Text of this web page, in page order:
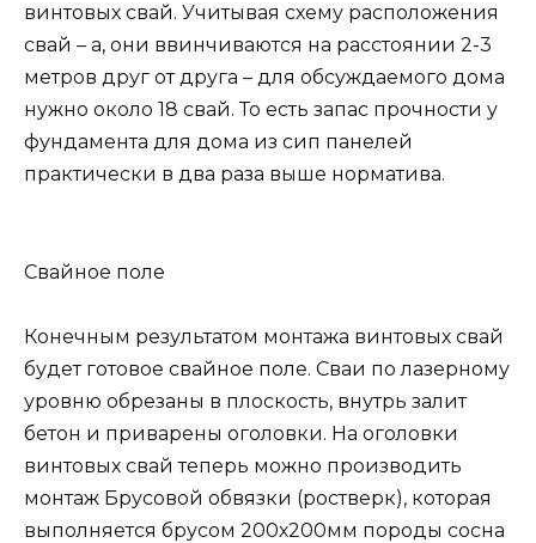
винтовых свай. Учитывая схему расположения
свай – а, они ввинчиваются на расстоянии 2-3
метров друг от друга – для обсуждаемого дома
нужно около 18 свай. То есть запас прочности у
фундамента для дома из сип панелей
практически в два раза выше норматива.
Свайное поле
Конечным результатом монтажа винтовых свай
будет готовое свайное поле. Сваи по лазерному
уровню обрезаны в плоскость, внутрь залит
бетон и приварены оголовки. На оголовки
винтовых свай теперь можно производить
монтаж Брусовой обвязки (ростверк), которая
выполняется брусом 200х200мм породы сосна